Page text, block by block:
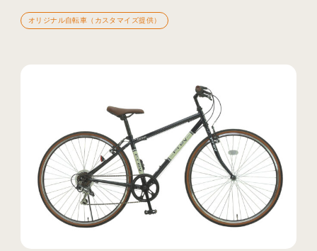
オリジナル自転車（カスタマイズ提供）